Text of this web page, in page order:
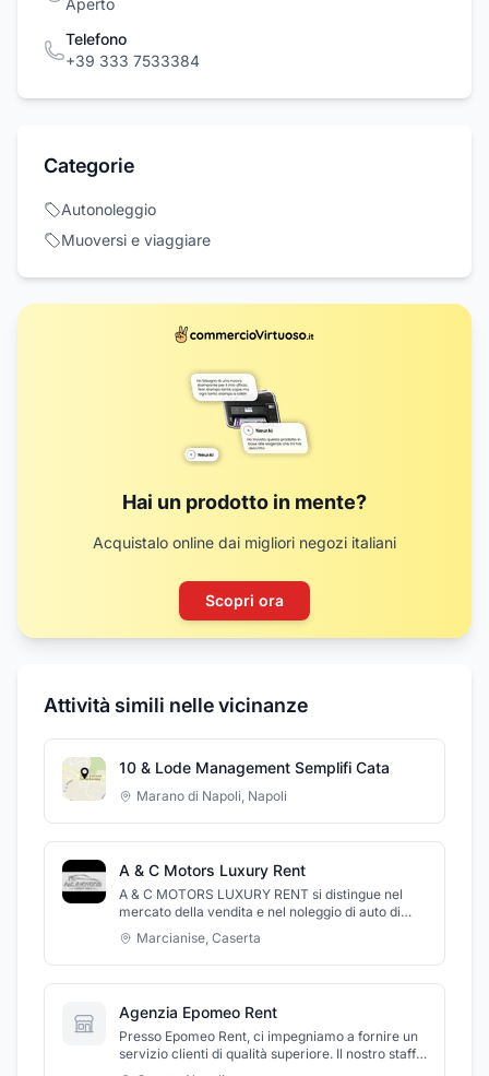
Aperto
Telefono
+39 333 7533384
Categorie
Autonoleggio
Muoversi e viaggiare
Hai un prodotto in mente?
Acquistalo online dai migliori negozi italiani
Scopri ora
Attività simili nelle vicinanze
10 & Lode Management Semplifi Cata
Marano di Napoli, Napoli
A & C Motors Luxury Rent
A & C MOTORS LUXURY RENT si distingue nel
mercato della vendita e nel noleggio di auto di
lusso. Garantiamo la massima qualità e
soddisfazione, assicurandovi che, qualunque
siano le vostre esigenze, vi offriremo un servizio
di classe mondiale con strutture eccellenti come
circostanti di Caserta e Napoli. Pertanto, se siete
alla ricerca di un'auto di lusso, sia per l' acquisto
che per il noleggio a prezzi competitivi, la vostra
Marcianise, Caserta
Agenzia Epomeo Rent
Presso Epomeo Rent, ci impegniamo a fornire un
servizio clienti di qualità superiore. Il nostro staff è
sempre disponibile per rispondere a qualsiasi